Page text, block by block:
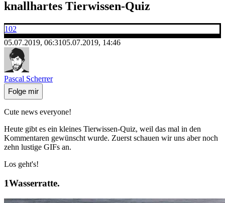
knallhartes Tierwissen-Quiz
102
05.07.2019, 06:3105.07.2019, 14:46
Pascal Scherrer
Folge mir
Cute news everyone!
Heute gibt es ein kleines Tierwissen-Quiz, weil das mal in den
Kommentaren gewünscht wurde. Zuerst schauen wir uns aber noch
zehn lustige GIFs an.
Los geht's!
Wasserratte.